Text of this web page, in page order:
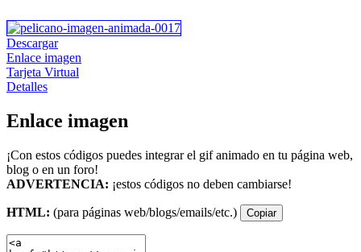
Descargar
Enlace imagen
Tarjeta Virtual
Detalles
Enlace imagen
¡Con estos códigos puedes integrar el gif animado en tu página web,
blog o en un foro!
ADVERTENCIA: ¡estos códigos no deben cambiarse!
HTML: (para páginas web/blogs/emails/etc.) Copiar